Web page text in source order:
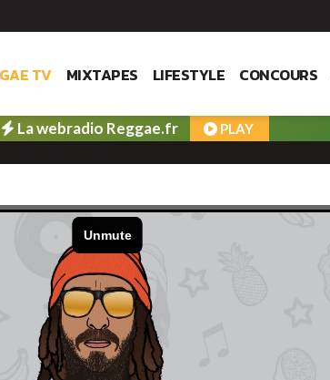
TV MIXTAPES LIFESTYLE CONCOURS
La webradio Reggae.fr PLAY